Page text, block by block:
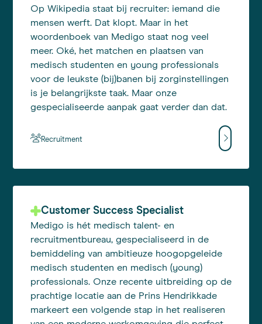
Op Wikipedia staat bij recruiter: iemand die
mensen werft. Dat klopt. Maar in het
woordenboek van Medigo staat nog veel
meer. Oké, het matchen en plaatsen van
medisch studenten en young professionals
voor de leukste (bij)banen bij zorginstellingen
is je belangrijkste taak. Maar onze
gespecialiseerde aanpak gaat verder dan dat.
Recruitment
Customer Success Specialist
Medigo is hét medisch talent- en
recruitmentbureau, gespecialiseerd in de
bemiddeling van ambitieuze hoogopgeleide
medisch studenten en medisch (young)
professionals. Onze recente uitbreiding op de
prachtige locatie aan de Prins Hendrikkade
markeert een volgende stap in het realiseren